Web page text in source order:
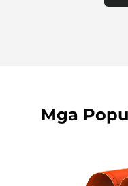
Mga